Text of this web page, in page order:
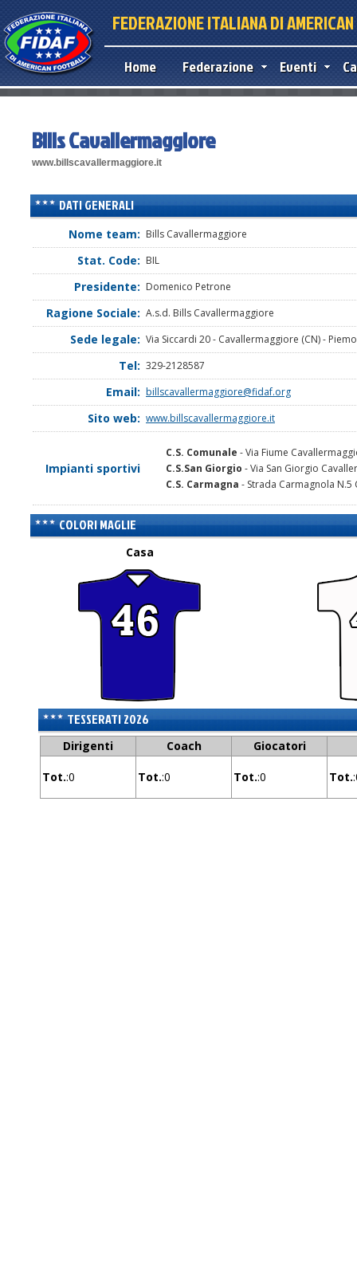
FEDERAZIONE ITALIANA DI
Home Federazione Eventi
Bills Cavallermaggiore
www.billscavallermaggiore.it
DATI GENERALI
Nome team: Bills Cavallermaggiore
Stat. Code: BIL
Presidente: Domenico Petrone
Ragione Sociale: A.s.d. Bills Cavallermaggiore
Sede legale: Via Siccardi 20 - Cavallermaggiore (CN) -
Tel: 329-2128587
Email: billscavallermaggiore@fidaf.org
Sito web: www.billscavallermaggiore.it
Impianti sportivi
C.S. Comunale - Via Fiume
C.S.San Giorgio - Via San Giorgio
C.S. Carmagna - Strada Carmagnola N.5
COLORI MAGLIE
Casa
TESSERATI 2026
Dirigenti Coach Giocatori
Tot.:0 Tot.:0 Tot.:0 Tot.